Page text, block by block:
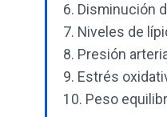
6. Disminución
7. Niveles de
8. Presión
9. Estrés
10. Peso